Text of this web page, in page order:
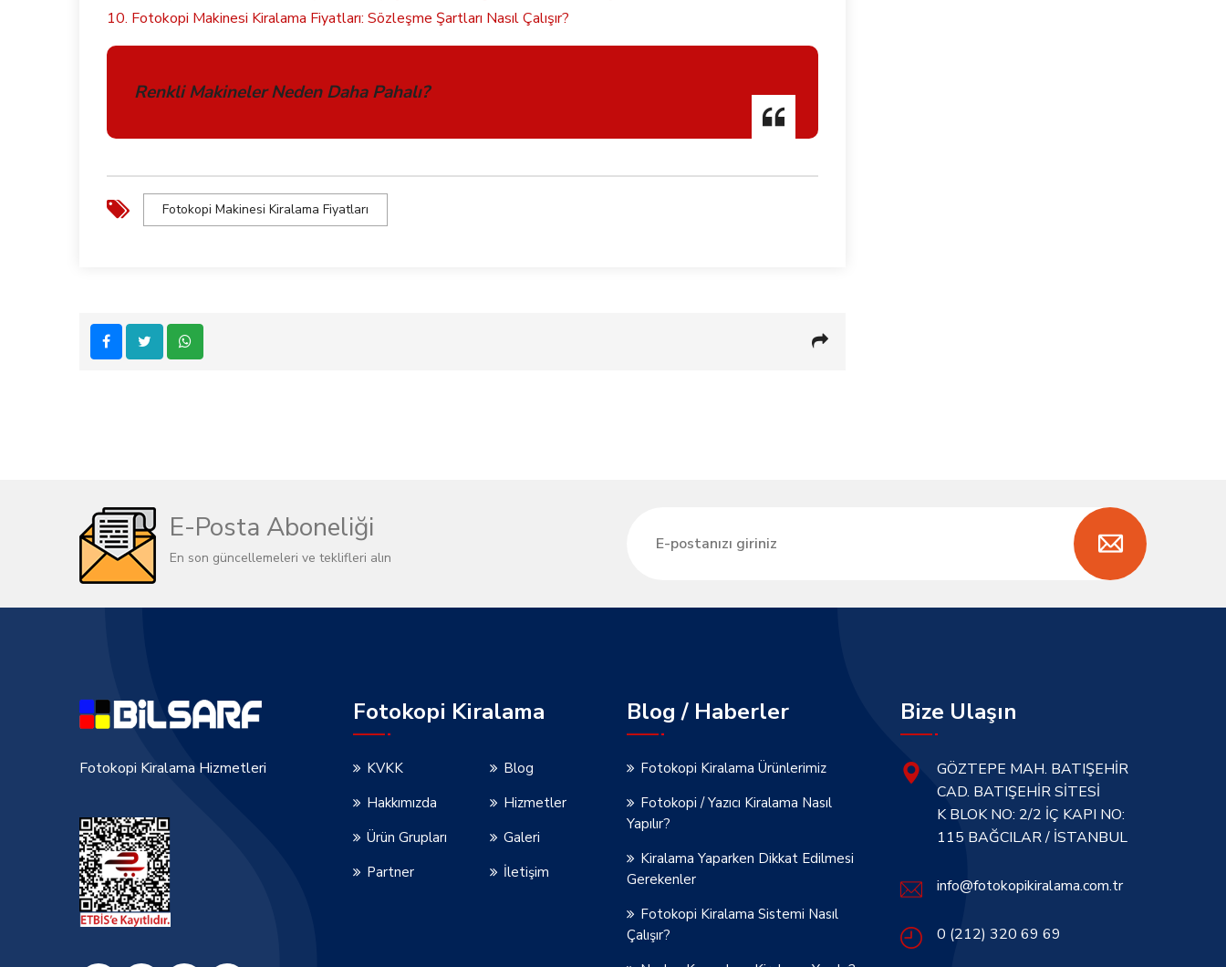
10. Fotokopi Makinesi Kiralama Fiyatları: Sözleşme Şartları Nasıl Çalışır?
Renkli Makineler Neden Daha Pahalı?
Fotokopi Makinesi Kiralama Fiyatları
E-Posta Aboneliği
En son güncellemeleri ve teklifleri alın
Fotokopi Kiralama Hizmetleri
Fotokopi Kiralama
KVKK
Hakkımızda
Ürün Grupları
Partner
Blog
Hizmetler
Galeri
İletişim
Blog / Haberler
Fotokopi Kiralama Ürünlerimiz
Fotokopi / Yazıcı Kiralama Nasıl
Yapılır?
Kiralama Yaparken Dikkat Edilmesi
Gerekenler
Fotokopi Kiralama Sistemi Nasıl
Çalışır?
Bize Ulaşın
GÖZTEPE MAH. BATIŞEHİR
CAD. BATIŞEHİR SİTESİ
K BLOK NO: 2/2 İÇ KAPI NO:
115 BAĞCILAR / İSTANBUL
info@fotokopikiralama.com.tr
0 (212) 320 69 69